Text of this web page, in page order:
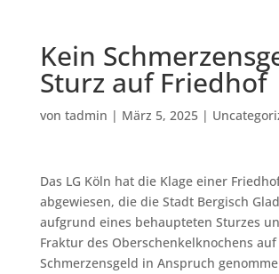
Kein
Sturz auf Friedhof
von tadmin | März 5, 2025|
Das LG Köln hat die Klage einer
abgewiesen, die die Stadt Bergisch
aufgrund eines behaupteten Sturzes
Fraktur des Oberschenkelknochens auf
Schmerzensgeld in Anspruch